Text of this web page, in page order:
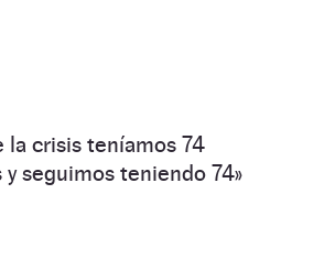
la crisis teníamos 74
seguimos teniendo 74»